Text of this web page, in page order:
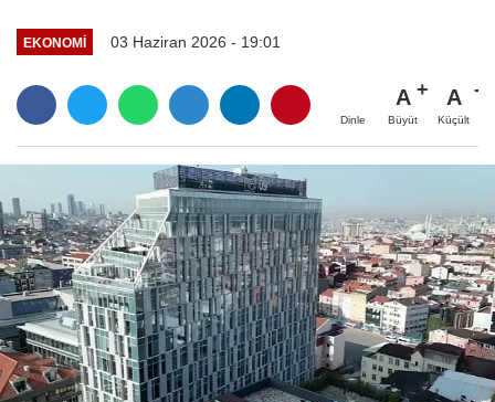
EKONOMI 03 Haziran 2026 - 19:01
Dinle
A
Büyüt
A
Küçült